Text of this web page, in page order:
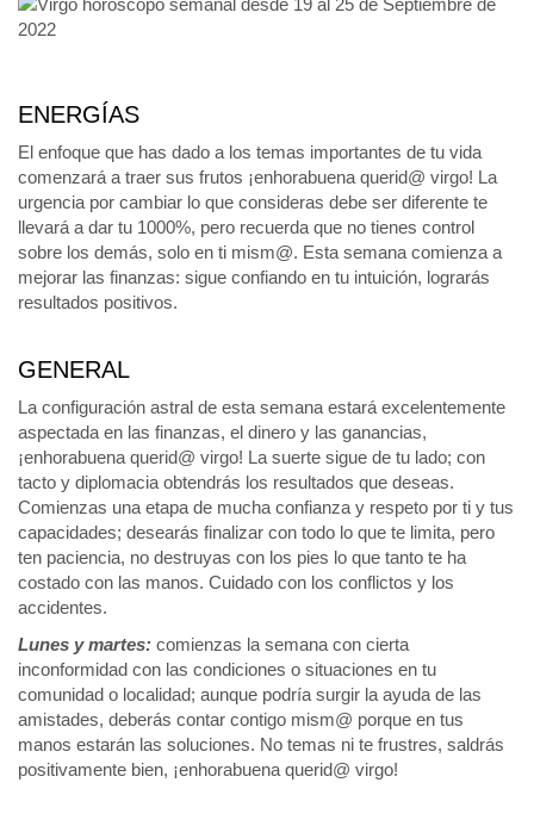
ENERGÍAS
El enfoque que has dado a los temas importantes de tu vida
comenzará a traer sus frutos ¡enhorabuena querid@ virgo! La
urgencia por cambiar lo que consideras debe ser diferente te
llevará a dar tu 1000%, pero recuerda que no tienes control
sobre los demás, solo en ti mism@. Esta semana comienza a
mejorar las finanzas: sigue confiando en tu intuición, lograrás
resultados positivos.
GENERAL
La configuración astral de esta semana estará excelentemente
aspectada en las finanzas, el dinero y las ganancias,
¡enhorabuena querid@ virgo! La suerte sigue de tu lado; con
tacto y diplomacia obtendrás los resultados que deseas.
Comienzas una etapa de mucha confianza y respeto por ti y tus
capacidades; desearás finalizar con todo lo que te limita, pero
ten paciencia, no destruyas con los pies lo que tanto te ha
costado con las manos. Cuidado con los conflictos y los
accidentes.
Lunes y martes: comienzas la semana con cierta
inconformidad con las condiciones o situaciones en tu
comunidad o localidad; aunque podría surgir la ayuda de las
amistades, deberás contar contigo mism@ porque en tus
manos estarán las soluciones. No temas ni te frustres, saldrás
positivamente bien, ¡enhorabuena querid@ virgo!